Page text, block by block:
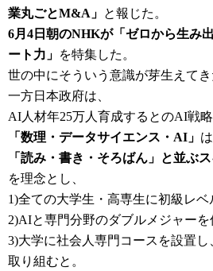
業丸ごとM&A」 と報じた。
6月4日朝のNHKが「ゼロから生み
ート力」 を特集した。
世の中にそういう意識が芽生えてき
一方日本政府は、
AI人材年25万人育成するとのAI戦略
「数理・データサイエンス・AI」
「読み・書き・そろばん」と並ぶ
を理念とし、
1)全ての大学生・高専生に初級レ
2)AIと専門分野のダブルメジャーを
3)大学に社会人専門コースを設置
取り組むと。